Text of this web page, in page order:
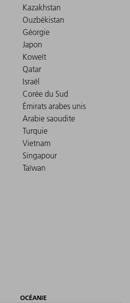
Kazakhstan
Ouzbékistan
Géorgie
Japon
Koweït
Qatar
Israël
Corée du Sud
Émirats arabes unis
Arabie saoudite
Turquie
Vietnam
Singapour
Taïwan
OCÉANIE